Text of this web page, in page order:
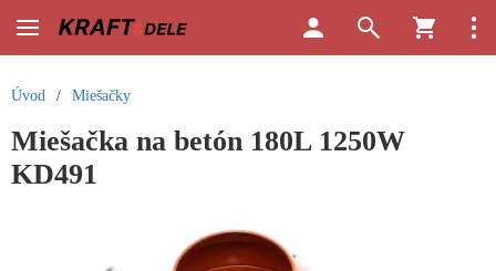
Úvod / Miešačky
Miešačka na betón 180L 1250W
KD491